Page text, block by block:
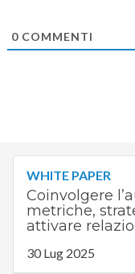
0COMMENTI
WHITE PAPER
Coinvolgere
metriche,
attivare
30 Lug 2025